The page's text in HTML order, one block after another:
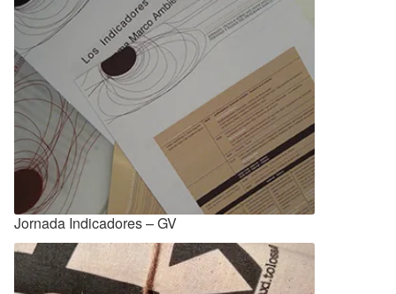
Jornada Indicadores – GV